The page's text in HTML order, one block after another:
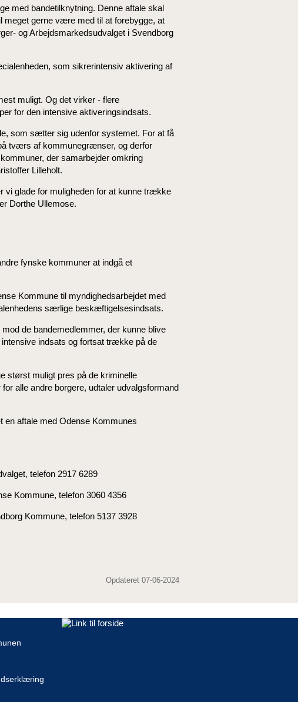
med bandetilknytning. Denne aftale skal
meget gerne være med til at forebygge, at
og Arbejdsmarkedsudvalget i Svendborg
som sikrerintensiv aktivering af
muligt. Og det virker - flere
for den intensive aktiveringsindsats.
som sætter sig udenfor systemet. For at få
tværs af kommunegrænser, og derfor
der samarbejder omkring
Lilleholt.
vi glade for muligheden for at kunne trække
Dorthe Ullemose.
fynske kommuner at indgå et
Kommune til myndighedsarbejdet med
særlige beskæftigelsesindsats.
de bandemedlemmer, der kunne blive
indsats og fortsat trække på de
størst muligt pres på de kriminelle
alle andre borgere, udtaler udvalgsformand
en aftale med Odense Kommunes
telefon 2917 6289
Kommune, telefon 3060 4356
Kommune, telefon 5137 3928
Opdateret 07-06-2024